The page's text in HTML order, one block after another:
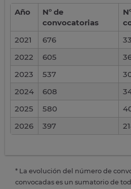
Año
Nº de
convocatorias
2021
676
2022
605
2023
537
2024
608
2025
580
2026
397
* La evolución del número de
convocadas es un sumatorio de